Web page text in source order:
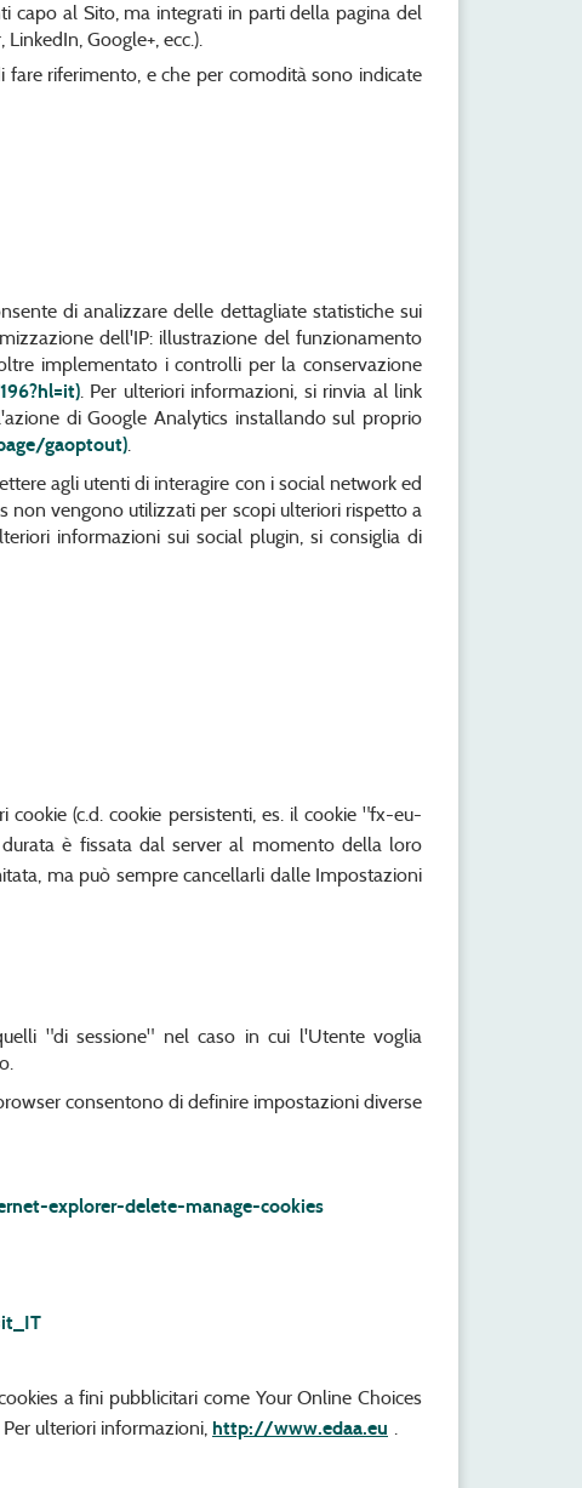
capo al Sito, ma integrati in parti della pagina del
Google+, ecc.).
riferimento, e che per comodità sono indicate
di analizzare delle dettagliate statistiche sui
dell'IP: illustrazione del funzionamento
implementato i controlli per la conservazione
. Per ulteriori informazioni, si rinvia al link
di Google Analytics installando sul proprio
gaoptout).
agli utenti di interagire con i social network ed
non vengono utilizzati per scopi ulteriori rispetto a
informazioni sui social plugin, si consiglia di
(c.d. cookie persistenti, es. il cookie "fx-eu-
è fissata dal server al momento della loro
ma può sempre cancellarli dalle Impostazioni
"di sessione" nel caso in cui l'Utente voglia
consentono di definire impostazioni diverse
explorer-delete-manage-cookies
a fini pubblicitari come Your Online Choices
ulteriori informazioni, http://www.edaa.eu .